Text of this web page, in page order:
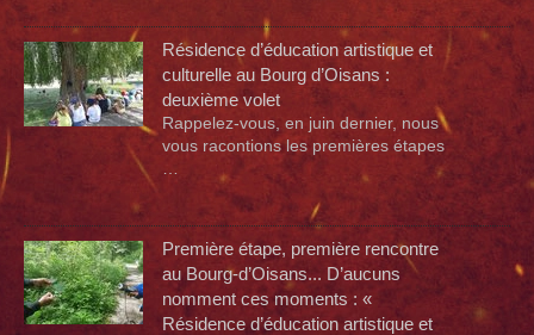
Résidence d’éducation artistique et
culturelle au Bourg d’Oisans :
deuxième volet
Rappelez-vous, en juin dernier, nous
vous racontions les premières étapes
Première étape, première rencontre
au Bourg-d’Oisans... D’aucuns
nomment ces moments : «
Résidence d’éducation artistique et